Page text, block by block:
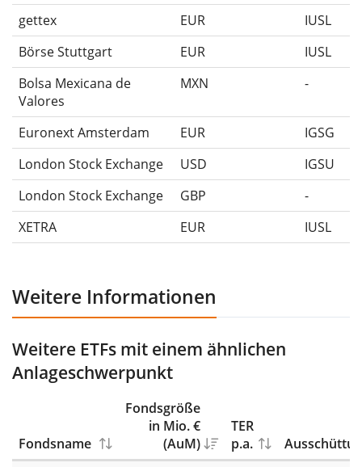
gettex
EUR
IUSL
Börse Stuttgart
EUR
IUSL
Bolsa Mexicana de
Valores
MXN -
Euronext Amsterdam EUR
IGSG
London Stock Exchange
USD
IGSU
London Stock Exchange
GBP
-
XETRA
EUR IUSL
Weitere Informationen
Weitere ETFs mit einem ähnlichen
Anlageschwerpunkt
Fondsname
Fondsgröße
in Mio. €
(AuM)
TER
p.a.